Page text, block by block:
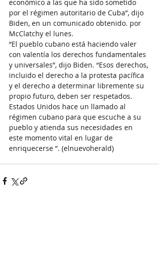
económico a las que ha sido sometido
por el régimen autoritario de Cuba”, dijo
Biden, en un comunicado obtenido. por
McClatchy el lunes.
“El pueblo cubano está haciendo valer
con valentía los derechos fundamentales
y universales”, dijo Biden. “Esos derechos,
incluido el derecho a la protesta pacífica
y el derecho a determinar libremente su
propio futuro, deben ser respetados.
Estados Unidos hace un llamado al
régimen cubano para que escuche a su
pueblo y atienda sus necesidades en
este momento vital en lugar de
enriquecerse ”. (elnuevoherald)